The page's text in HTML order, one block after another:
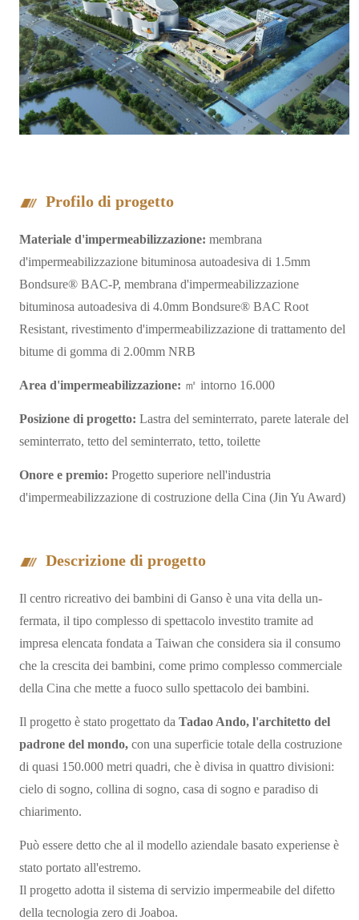
Profilo di progetto
Materiale d'impermeabilizzazione: membrana
d'impermeabilizzazione bituminosa autoadesiva di 1.5mm
Bondsure® BAC-P, membrana d'impermeabilizzazione
bituminosa autoadesiva di 4.0mm Bondsure® BAC Root
Resistant, rivestimento d'impermeabilizzazione di trattamento del
bitume di gomma di 2.00mm NRB
Area d'impermeabilizzazione: ㎡ intorno 16.000
Posizione di progetto: Lastra del seminterrato, parete laterale del
seminterrato, tetto del seminterrato, tetto, toilette
Onore e premio: Progetto superiore nell'industria
d'impermeabilizzazione di costruzione della Cina (Jin Yu Award)
Descrizione di progetto
Il centro ricreativo dei bambini di Ganso è una vita della un-
fermata, il tipo complesso di spettacolo investito tramite ad
impresa elencata fondata a Taiwan che considera sia il consumo
che la crescita dei bambini, come primo complesso commerciale
della Cina che mette a fuoco sullo spettacolo dei bambini.
Il progetto è stato progettato da Tadao Ando, l'architetto del
padrone del mondo, con una superficie totale della costruzione
di quasi 150.000 metri quadri, che è divisa in quattro divisioni:
cielo di sogno, collina di sogno, casa di sogno e paradiso di
chiarimento.
Può essere detto che al il modello aziendale basato experiense è
stato portato all'estremo.
Il progetto adotta il sistema di servizio impermeabile del difetto
della tecnologia zero di Joaboa.